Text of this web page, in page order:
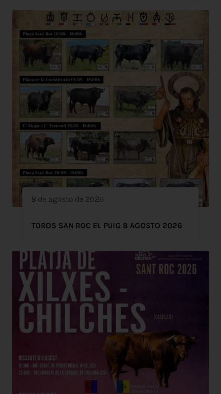
8 de agosto de 2026
TOROS SAN ROC EL PUIG 8 AGOSTO 2026